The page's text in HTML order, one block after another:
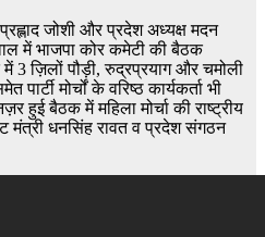
जोशी और प्रदेश अध्यक्ष मदन
में भाजपा कोर कमेटी की बैठक
ज़िलों पौड़ी, रुद्रप्रयाग और चमोली
मोर्चों के वरिष्ठ कार्यकर्ता भी
हुई बैठक में महिला मोर्चा की राष्ट्रीय
मंत्री धनसिंह रावत व प्रदेश संगठन